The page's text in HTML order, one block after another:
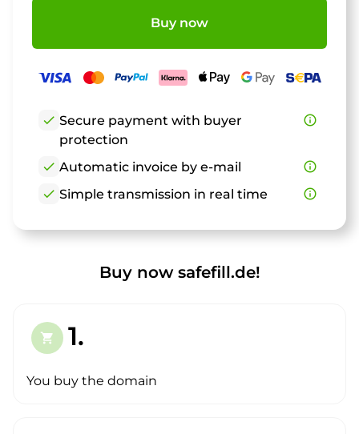
Buy now
check Secure payment with buyer
protection
info_outline
check Automatic invoice by e-mail
info_outline
check Simple transmission in real time info_outline
Buy now safefill.de!
shopping_cart 1.
You buy the domain